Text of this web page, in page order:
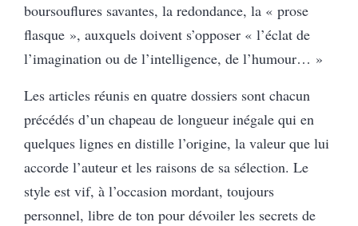
boursouflures savantes, la redondance, la « prose
flasque », auxquels doivent s’opposer « l’éclat de
l’imagination ou de l’intelligence, de l’humour… »
Les articles réunis en quatre dossiers sont chacun
précédés d’un chapeau de longueur inégale qui en
quelques lignes en distille l’origine, la valeur que lui
accorde l’auteur et les raisons de sa sélection. Le
style est vif, à l’occasion mordant, toujours
personnel, libre de ton pour dévoiler les secrets de